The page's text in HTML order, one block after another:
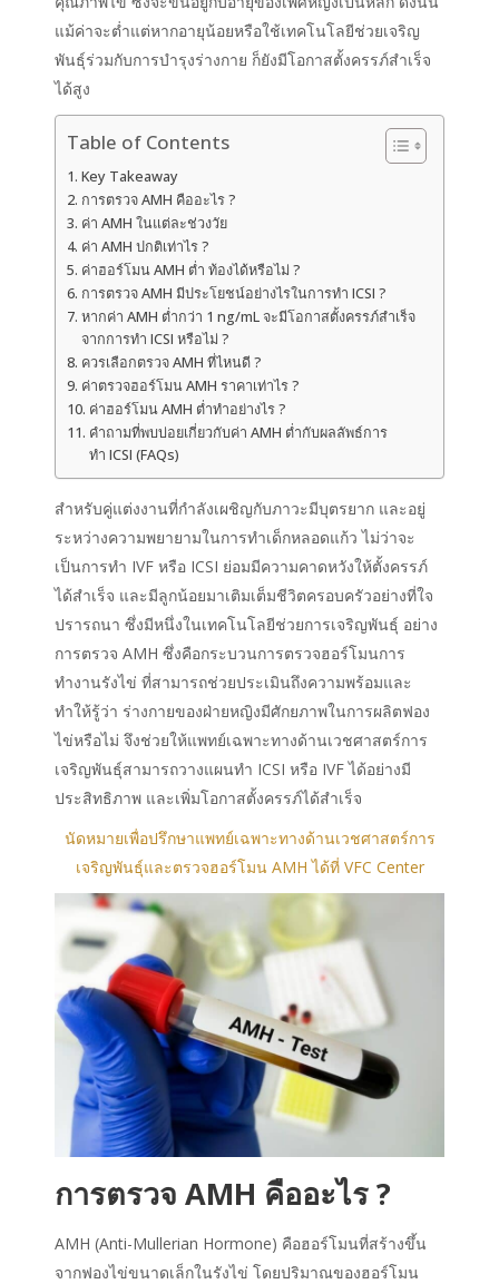
แม้ค่าจะต่ำแต่หากอายุน้อยหรือใช้เทคโนโลยีช่วยเจริญ
พันธุ์ร่วมกับการบำรุงร่างกาย ก็ยังมีโอกาสตั้งครรภ์สำเร็จ
ได้สูง
Table of Contents
Key Takeaway
การตรวจ AMH คืออะไร ?
ค่า AMH ในแต่ละช่วงวัย
ค่า AMH ปกติเท่าไร ?
ค่าฮอร์โมน AMH ต่ำ ท้องได้หรือไม่ ?
การตรวจ AMH มีประโยชน์อย่างไรในการทำ ICSI ?
หากค่า AMH ต่ำกว่า 1 ng/mL จะมีโอกาสตั้งครรภ์สำเร็จ
จากการทำ ICSI หรือไม่ ?
ควรเลือกตรวจ AMH ที่ไหนดี ?
ค่าตรวจฮอร์โมน AMH ราคาเท่าไร ?
ค่าฮอร์โมน AMH ต่ำทำอย่างไร ?
คำถามที่พบบ่อยเกี่ยวกับค่า AMH ต่ำกับผลลัพธ์การ
ทำ ICSI (FAQs)
สำหรับคู่แต่งงานที่กำลังเผชิญกับภาวะมีบุตรยาก และอยู่
ระหว่างความพยายามในการทำเด็กหลอดแก้ว ไม่ว่าจะ
เป็นการทำ IVF หรือ ICSI ย่อมมีความคาดหวังให้ตั้งครรภ์
ได้สำเร็จ และมีลูกน้อยมาเติมเต็มชีวิตครอบครัวอย่างที่ใจ
ปรารถนา ซึ่งมีหนึ่งในเทคโนโลยีช่วยการเจริญพันธุ์ อย่าง
การตรวจ AMH ซึ่งคือกระบวนการตรวจฮอร์โมนการ
ทำงานรังไข่ ที่สามารถช่วยประเมินถึงความพร้อมและ
ทำให้รู้ว่า ร่างกายของฝ่ายหญิงมีศักยภาพในการผลิตฟอง
ไข่หรือไม่ จึงช่วยให้แพทย์เฉพาะทางด้านเวชศาสตร์การ
เจริญพันธุ์สามารถวางแผนทำ ICSI หรือ IVF ได้อย่างมี
ประสิทธิภาพ และเพิ่มโอกาสตั้งครรภ์ได้สำเร็จ
นัดหมายเพื่อปรึกษาแพทย์เฉพาะทางด้านเวชศาสตร์การ
เจริญพันธุ์และตรวจฮอร์โมน AMH ได้ที่ VFC Center
การตรวจ AMH คืออะไร ?
AMH (Anti-Mullerian Hormone) คือฮอร์โมนที่สร้างขึ้น
จากฟองไข่ขนาดเล็กในรังไข่ โดยปริมาณของฮอร์โมน